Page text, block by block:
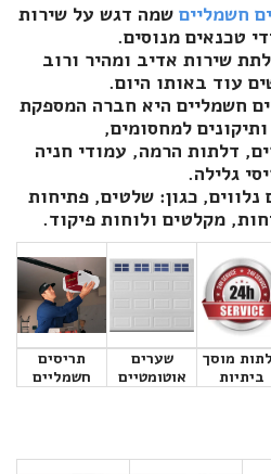
חשמליים שמה דגש על שירות
טכנאים מנוסים.
שירות אדיב ומהיר ורוב
עוד באותו היום.
חשמליים היא חברה המספקת
למחסומים,
דלתות הרמה, עמודי חניה
גלילה.
נלווים, כגון: שלטים, פתיחות
מקלטים ולוחות פיקוד.
מוסך
ביתיות
שערים
אוטומטיים
תריסים
חשמליים